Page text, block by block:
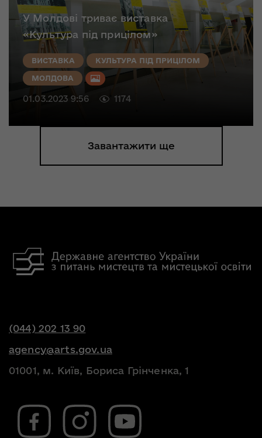
У Молдові триває виставка
«Культура під прицілом»
ВИСТАВКА КУЛЬТУРА ПІД ПРИЦІЛОМ
МОЛДОВА
01.03.2023 9:56 1174
Завантажити ще
(044) 202 13 90
agency@arts.gov.ua
01001, м. Київ, Бориса Грінченка, 1